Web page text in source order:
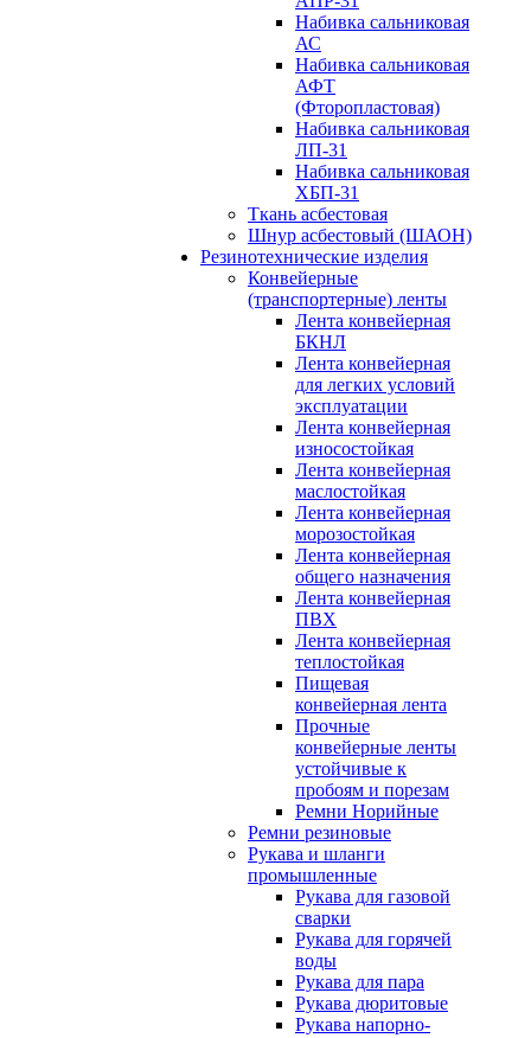
Набивка сальниковая
АС
Набивка сальниковая
АФТ
(Фторопластовая)
Набивка сальниковая
ЛП-31
Набивка сальниковая
ХБП-31
Ткань асбестовая
Шнур асбестовый (ШАОН)
Резинотехнические изделия
Конвейерные
(транспортерные) ленты
Лента конвейерная
БКНЛ
Лента конвейерная
для легких условий
эксплуатации
Лента конвейерная
износостойкая
Лента конвейерная
маслостойкая
Лента конвейерная
морозостойкая
Лента конвейерная
общего назначения
Лента конвейерная
ПВХ
Лента конвейерная
теплостойкая
Пищевая
конвейерная лента
Прочные
конвейерные ленты
устойчивые к
пробоям и порезам
Ремни Норийные
Ремни резиновые
Рукава и шланги
промышленные
Рукава для газовой
сварки
Рукава для горячей
воды
Рукава для пара
Рукава дюритовые
Рукава напорно-